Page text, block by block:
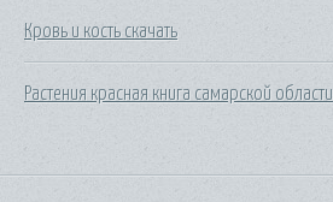
Кровь и кость скачать
Растения красная книга самарской области